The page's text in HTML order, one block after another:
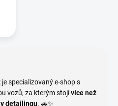
je specializovaný e-shop s
vozů, za kterým stojívíce než
detailingu. 🚗✨